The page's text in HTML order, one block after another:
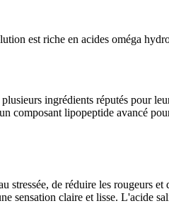
est riche en acides oméga
ingrédients réputés pour
lipopeptide avancé
stressée, de réduire les rougeurs
sensation claire et lisse. L'acide